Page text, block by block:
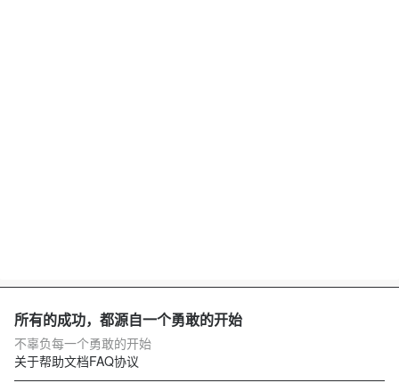
所有的成功，都源自一个勇敢的开始
不辜负每一个勇敢的开始
关于帮助文档FAQ协议